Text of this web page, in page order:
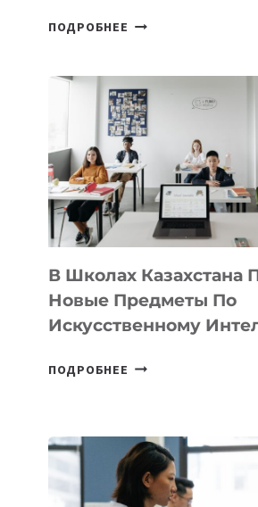
ПОДРОБНЕЕ ОТКРЫТ
DEAL
VELOCITY
BY
MOST
—
МЕЖДУНАРОДНУЮ
ПРОГРАММУ
ДЛЯ
ТЕХНОЛОГИЧЕСКИХ
В Школах Казахстана
Новые Предметы По
Искусственному
ПОДРОБНЕЕ В
НОВЫЕ
ПРЕДМЕТЫ
ПО